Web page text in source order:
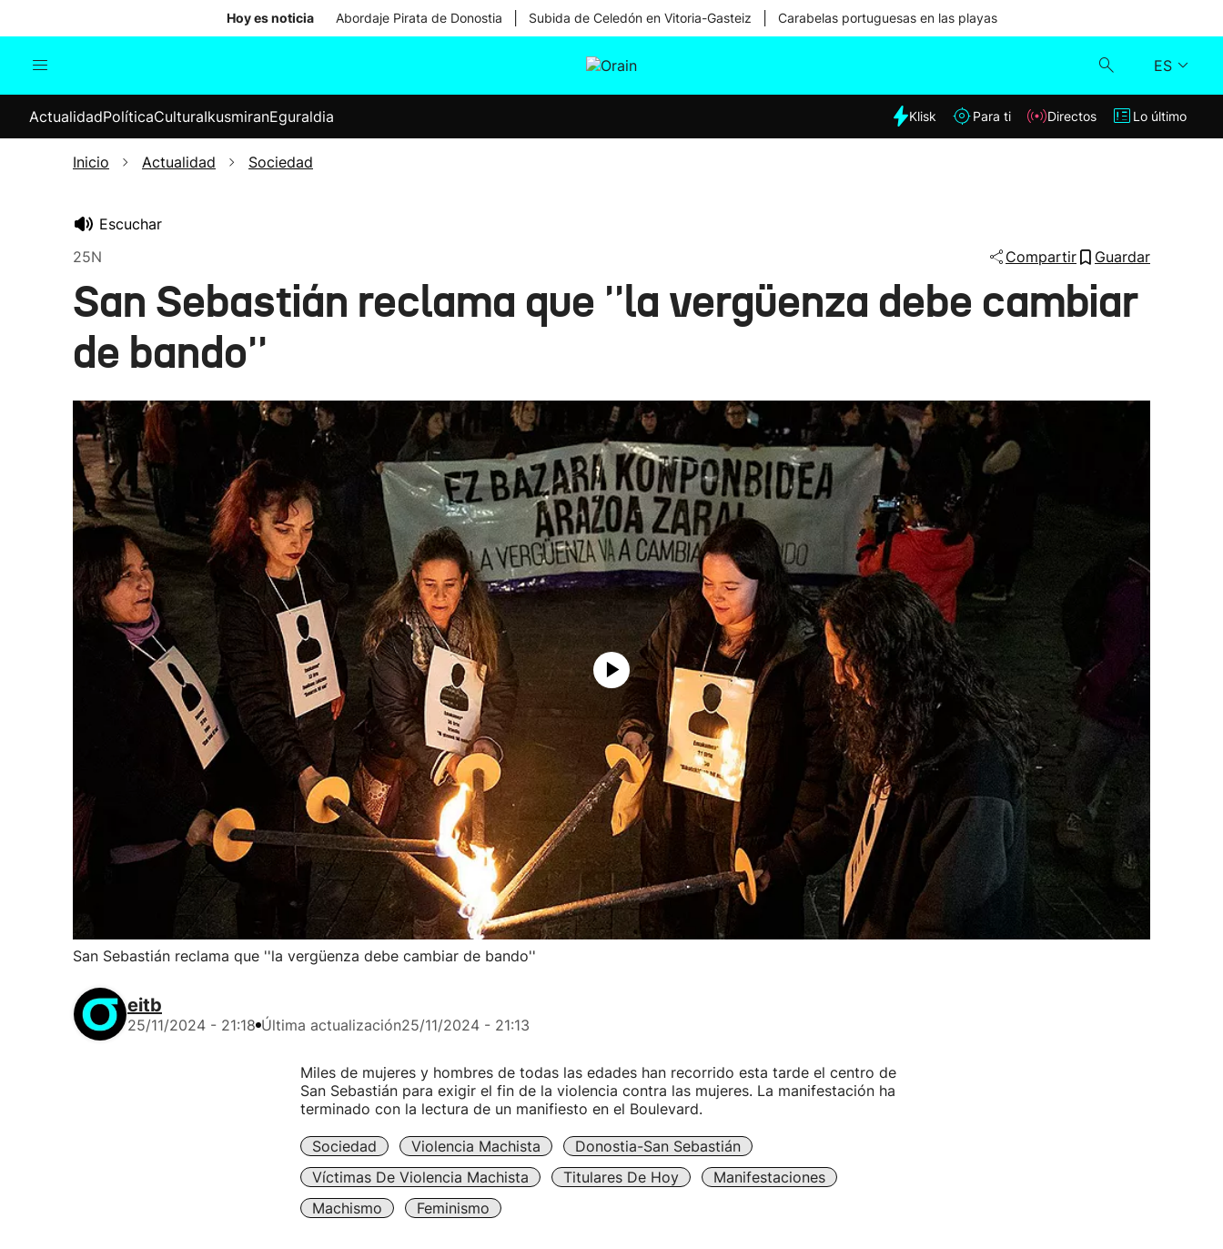
Hoy es noticia Abordaje Pirata de Donostia Subida de Celedón en Vitoria-Gasteiz Carabelas portuguesas en las playas
ES
Internacional
Elecciones
Klisk
Lo último
ActualidadPolíticaCulturaIkusmiranEguraldia Klisk Para ti Directos Lo último
Inicio Actualidad Sociedad
Escuchar
25N
Compartir Guardar
San Sebastián reclama que ''la vergüenza debe cambiar
de bando''
San Sebastián reclama que ''la vergüenza debe cambiar de bando''
eitb
25/11/2024 - 21:18 Última actualización25/11/2024 - 21:13
Miles de mujeres y hombres de todas las edades han recorrido esta tarde el centro de
San Sebastián para exigir el fin de la violencia contra las mujeres. La manifestación ha
terminado con la lectura de un manifiesto en el Boulevard.
Sociedad Violencia Machista
Donostia-San Sebastián
Víctimas De Violencia Machista
Titulares De Hoy
Manifestaciones
Machismo
Feminismo